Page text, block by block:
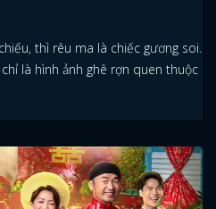
thì rêu ma là chiếc gương soi.
là hình ảnh ghê rợn quen thuộc